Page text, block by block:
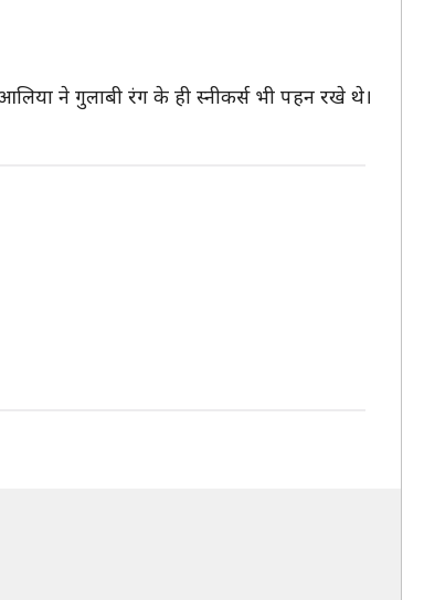
ने गुलाबी रंग के ही स्नीकर्स भी पहन रखे थे।